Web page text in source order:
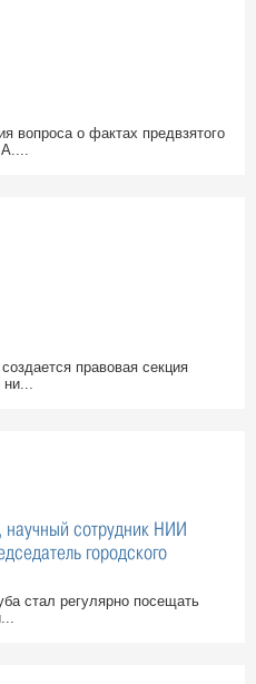
вопроса о фактах предвзятого
правовая секция
ни...
научный сотрудник НИИ
городского
стал регулярно посещать